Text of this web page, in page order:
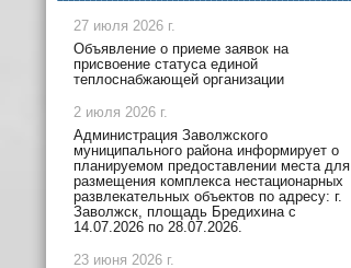
27 июля 2026 г.
Объявление о приеме заявок на
присвоение статуса единой
теплоснабжающей организации
2 июля 2026 г.
Администрация Заволжского
муниципального района информирует о
планируемом предоставлении места для
размещения комплекса нестационарных
развлекательных объектов по адресу: г.
Заволжск, площадь Бредихина с
14.07.2026 по 28.07.2026.
23 июня 2026 г.